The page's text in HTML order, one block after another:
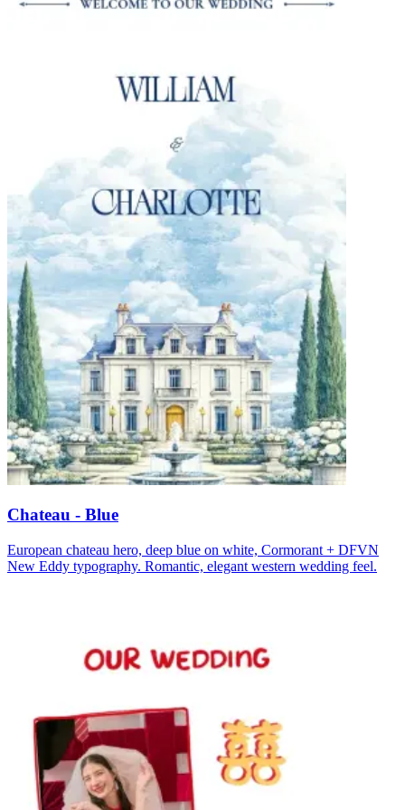
Chateau - Blue
European chateau hero, deep blue on white, Cormorant + DFVN
New Eddy typography. Romantic, elegant western wedding feel.